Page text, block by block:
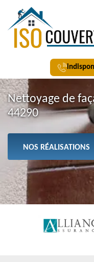
Nettoyage de
44290
NOS RÉALISATIONS